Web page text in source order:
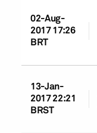
02-Aug-
2017 17:26
BRT
13-Jan-
2017 22:21
BRST